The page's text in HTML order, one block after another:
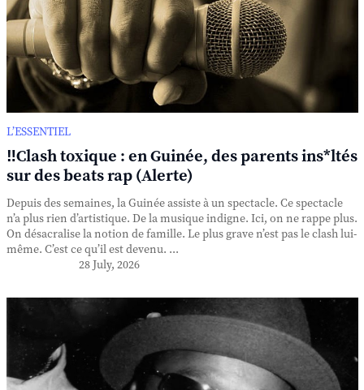
L’ESSENTIEL
‼️Clash toxique : en Guinée, des parents ins*ltés
sur des beats rap (Alerte)
Depuis des semaines, la Guinée assiste à un spectacle. Ce spectacle
n’a plus rien d’artistique. De la musique indigne. Ici, on ne rappe plus.
On désacralise la notion de famille. Le plus grave n’est pas le clash lui-
même. C’est ce qu’il est devenu. ...
28 July, 2026